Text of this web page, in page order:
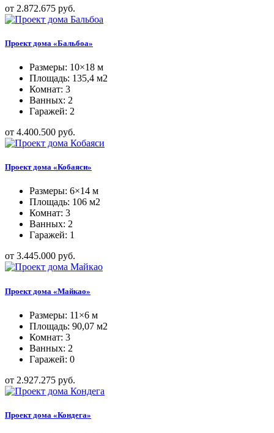
от 2.872.675 руб.
Проект дома «Бальбоа»
Размеры: 10×18 м
Площадь: 135,4 м2
Комнат: 3
Ванных: 2
Гаражей: 2
от 4.400.500 руб.
Проект дома «Кобаяси»
Размеры: 6×14 м
Площадь: 106 м2
Комнат: 3
Ванных: 2
Гаражей: 1
от 3.445.000 руб.
Проект дома «Майкао»
Размеры: 11×6 м
Площадь: 90,07 м2
Комнат: 3
Ванных: 2
Гаражей: 0
от 2.927.275 руб.
Проект дома «Кондега»